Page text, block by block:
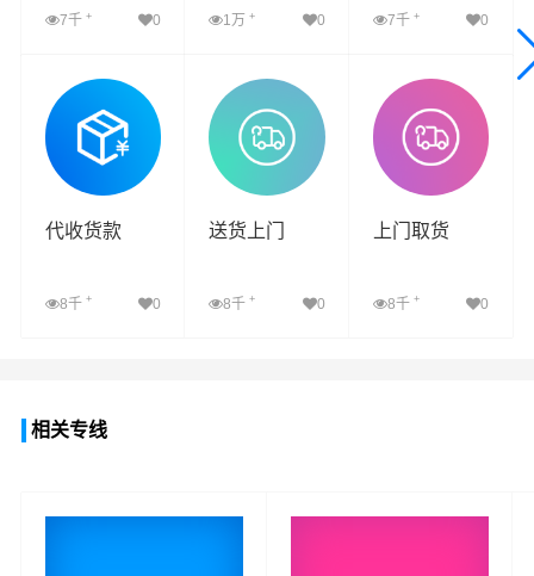
7千 + 0
查看详细
1万+ 0
查看详细
7千 + 0
查看详细
代收货款
8千 + 0
送货上门
8千+ 0
上门取货
8千 + 0
相关专线